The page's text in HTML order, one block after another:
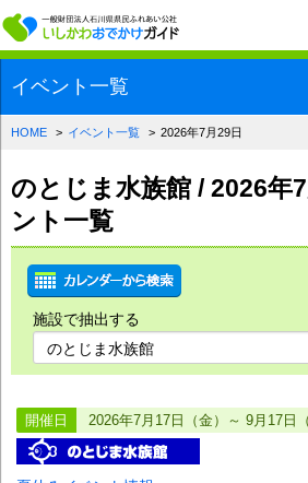
一般
イベント一覧
HOME イベント一覧 2026年7月29日
のとじま水族館 / 2026年
ント一覧
施設で抽出する
開催日 2026年7月17日（金）～ 9月17日（